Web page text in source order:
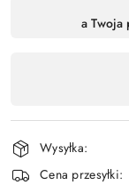
a
Wysyłka:
Cena przesyłki: